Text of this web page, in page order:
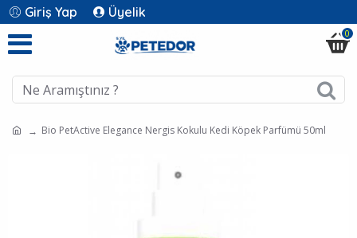
Giriş Yap Üyelik
0
Bio PetActive Elegance Nergis Kokulu Kedi Köpek Parfümü 50ml